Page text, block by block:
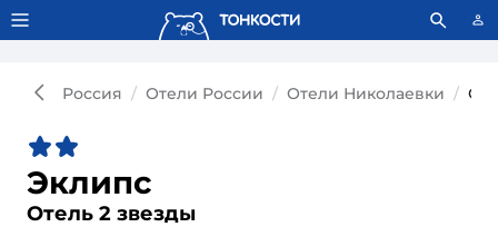
Тонкости используют сookie-файлы. Что это значит?
Россия Отели России Отели Николаевки
Эклипс
Отель 2 звезды